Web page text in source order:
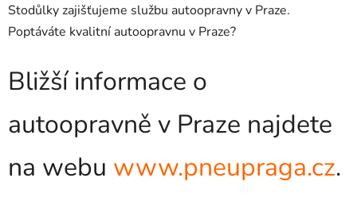
Stodůlky zajišťujeme službu autoopravny v Praze.
Poptáváte kvalitní autoopravnu v Praze?
Bližší informace o
autoopravně v Praze najdete
na webu www.pneupraga.cz.